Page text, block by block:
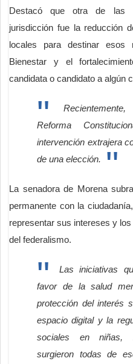
Destacó que otra de las
jurisdicción fue la reducción
locales para destinar
Bienestar y el
candidata o candidato a algún
Reforma
intervención extrajera
de una elección.
La senadora de Morena
permanente con la
representar sus intereses y
del federalismo.
Las iniciativas
favor de la salud
protección del interés
espacio digital y la
sociales en niñas,
surgieron todas de